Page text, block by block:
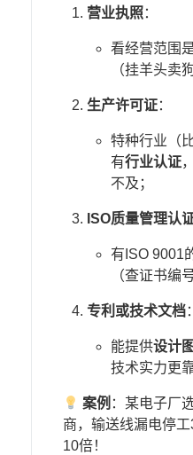
​营业执照​​：
看经营范围
（挂羊头卖
​生产许可证​​：
特种行业（
有​​行业认证​
不及；
​ISO质量管理认
有ISO 9001
（查证书编
​专利或技术文档​​：
能提供​设计
技术实力更
​​案例​ ：某电子厂
商，输送线漏电停
10倍！